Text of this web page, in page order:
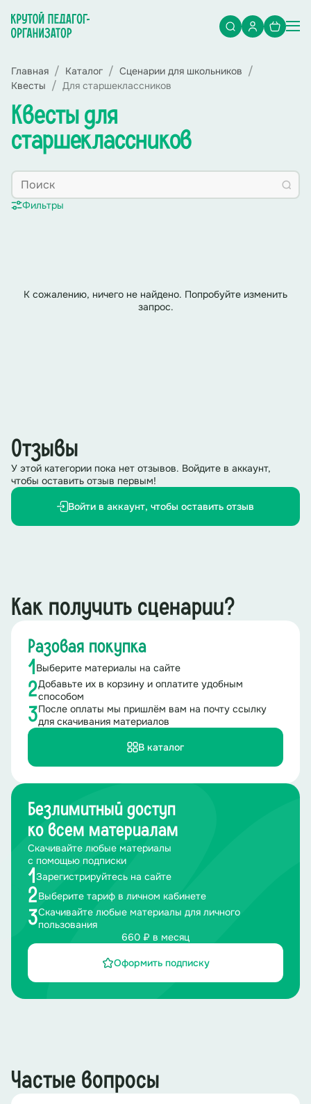
Главная Каталог
Сценарии для школьников
Квесты
Для старшеклассников
Квесты для
старшеклассников
Фильтры
К сожалению, ничего не найдено. Попробуйте изменить
запрос.
Отзывы
У этой категории пока нет отзывов. Войдите в аккаунт,
чтобы оставить отзыв первым!
Войти в аккаунт, чтобы оставить отзыв
Как получить сценарии?
Разовая покупка
1 Выберите материалы на сайте
2Добавьте их в корзину и оплатите удобным
способом
3После оплаты мы пришлём вам на почту ссылку
для скачивания материалов
В каталог
Безлимитный доступ
ко всем материалам
Скачивайте любые материалы
с помощью подписки
1 Зарегистрируйтесь на сайте
2Выберите тариф в личном кабинете
3Скачивайте любые материалы для личного
пользования
660 ₽ в месяц
Оформить подписку
Частые вопросы